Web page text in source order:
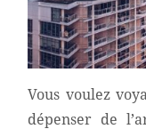
Vous voulez
dépenser de